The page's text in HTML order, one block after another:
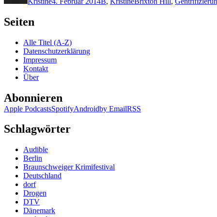
Seiten
Alle Titel (A-Z)
Datenschutzerklärung
Impressum
Kontakt
Über
Abonnieren
Apple PodcastsSpotifyAndroidby EmailRSS
Schlagwörter
Audible
Berlin
Braunschweiger Krimifestival
Deutschland
dorf
Drogen
DTV
Dänemark